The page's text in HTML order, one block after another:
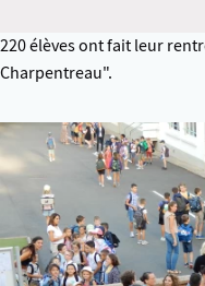
220 élèves ont fait leur
Charpentreau".